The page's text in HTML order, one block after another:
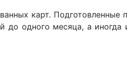
карт.
до одного месяца, а